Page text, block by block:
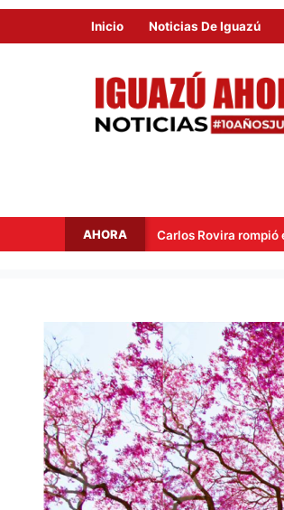
Inicio Noticias De Iguazú
AHORA
Carlos Rovira rompió el silencio y anticipó
SEMANA
ESTABLE
CON
MAÑANAS
FRESCAS
Y
TARDES
CON